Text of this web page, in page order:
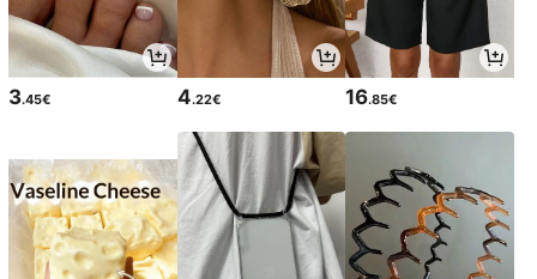
3.45€ 4.22€ 16.85€